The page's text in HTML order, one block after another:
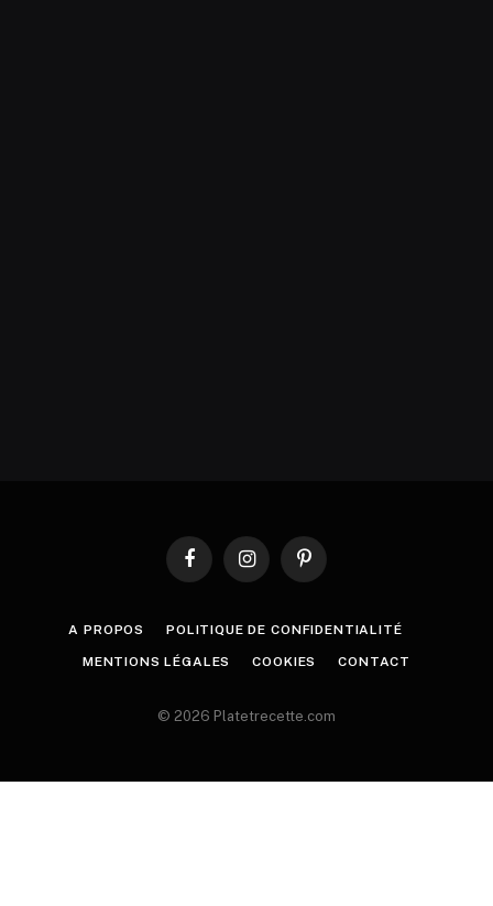
FacebookInstagramPinterest
A PROPOS POLITIQUE DE CONFIDENTIALITÉ
MENTIONS LÉGALES COOKIES CONTACT
© 2026 Platetrecette.com